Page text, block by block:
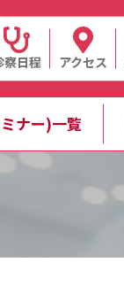
察日程 アクセス
ナー)一覧